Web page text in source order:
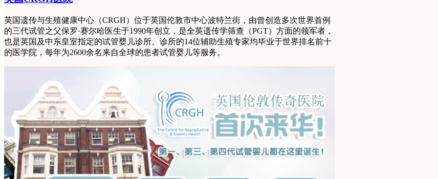
英国遗传与生殖健康中心（CRGH）位于英国伦敦市中心波特兰街，由曾创造多次世界首例
的三代试管之父保罗·赛尔哈医生于1990年创立，是全英遗传学筛查（PGT）方面的领军者，
也是英国及中东皇室指定的试管婴儿诊所。诊所的14位辅助生殖专家均毕业于世界排名前十
的医学院，每年为2600余名来自全球的患者试管婴儿等服务。